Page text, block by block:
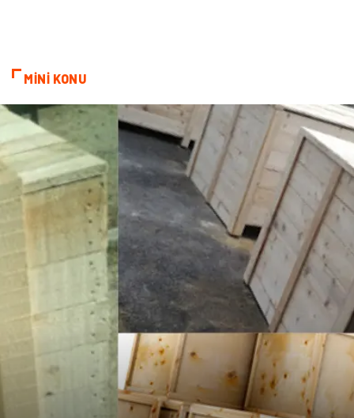
Bakım Aksesuar
Sağlık Haberleri Blogroll
Spor Malzemeleri Hediyelik Eşya
Acil ve İlkyardım
MİNİ KONU